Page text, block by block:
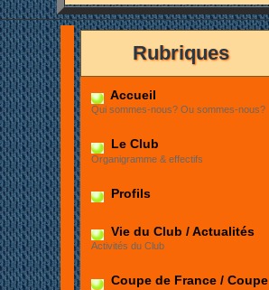
Rubriques
Accueil
Qui sommes-nous? Ou sommes-nous?
Le Club
Organigramme & effectifs
Profils
Vie du Club / Actualités
Activités du Club
Coupe de France / Coupe